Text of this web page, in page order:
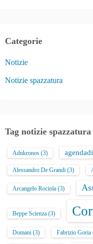
e
Categorie
Notizie
Notizie spazzatura
Tag notizie spazzatura
Adnkronos (3)
Alessandro De Grandi (3)
Arcangelo Rociola (3)
Beppe Scienza (3)
Domani (3) Fabrizio Goria